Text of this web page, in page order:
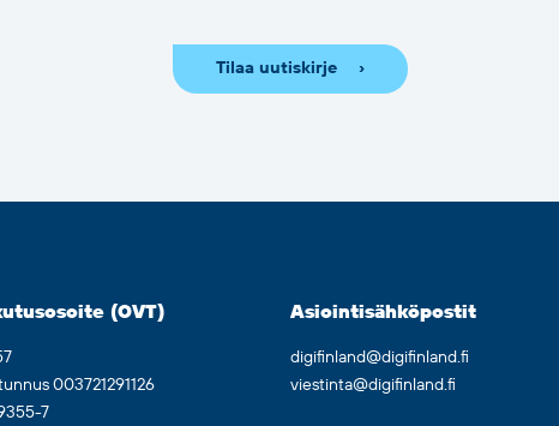
Tilaa uutiskirje
(OVT)
003721291126
7
Asiointisähköpostit
digifinland@digifinland.fi
viestinta@digifinland.fi